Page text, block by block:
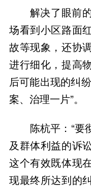
解决了眼前
场看到小区路面
故等现象，还协
进行细化，提高
后可能出现的纠
案、治理一片”。
陈杭平：“要
及群体利益的诉
这个有效既体现
现最终所达到的